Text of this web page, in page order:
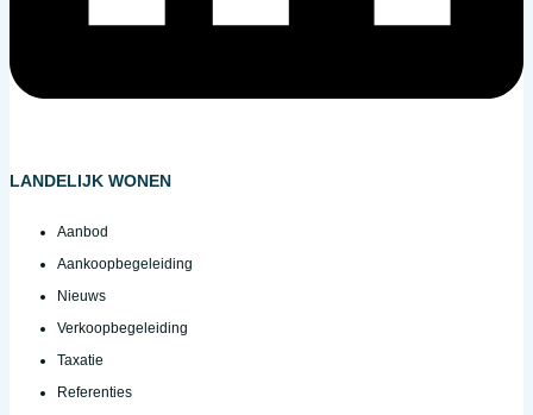
LANDELIJK WONEN
Aanbod
Aankoopbegeleiding
Nieuws
Verkoopbegeleiding
Taxatie
Referenties